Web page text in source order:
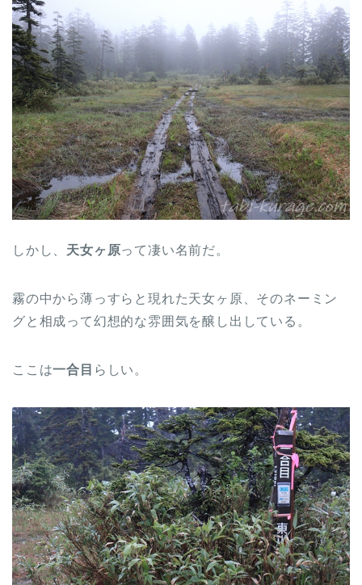
しかし、 天女ヶ原って凄い名前だ。
霧の中から薄っすらと現れた天女ヶ原、そのネーミン
グと相成って幻想的な雰囲気を醸し出している。
ここは一合目 らしい。